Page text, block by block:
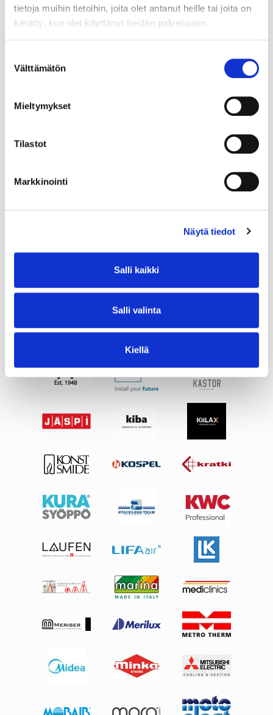
tietoja muihin tietoihin, joita olet antanut heille tai joita on
kerätty, kun olet käyttänyt heidän palvelujaan.
valinta
Välttämätön
Mieltymykset
Tilastot
Markkinointi
Näytä tiedot
Salli kaikki
Salli valinta
Kiellä